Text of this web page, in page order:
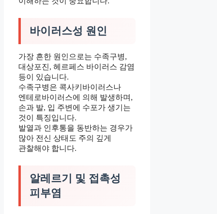
바이러스성 원인
가장 흔한 원인으로는 수족구병,
대상포진, 헤르페스 바이러스 감염
등이 있습니다.
수족구병은 콕사키바이러스나
엔테로바이러스에 의해 발생하며,
손과 발, 입 주변에 수포가 생기는
것이 특징입니다.
발열과 인후통을 동반하는 경우가
많아 전신 상태도 주의 깊게
관찰해야 합니다.
알레르기 및 접촉성
피부염